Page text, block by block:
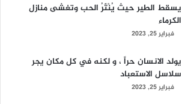
يسقط الطير حيث يُنْثَرُ الحب وتغشى منازل
الكرماء
فبراير 25, 2023
يولد الانسان حراً ، و لكنه في كل مكان يجر
سلاسل الاستعباد
فبراير 25, 2023